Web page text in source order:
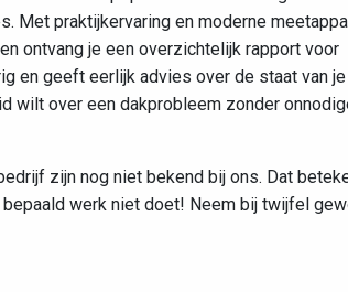
Met praktijkervaring en moderne
ontvang je een overzichtelijk rapport voor
en geeft eerlijk advies over de staat van je
wilt over een dakprobleem zonder
zijn nog niet bekend bij ons. Dat
werk niet doet! Neem bij twijfel